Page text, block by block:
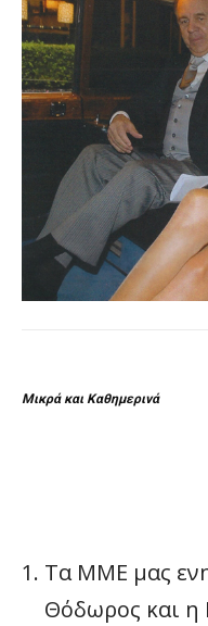
Μικρά και Καθημερινά
Τα ΜΜΕ μας
Θόδωρος και η